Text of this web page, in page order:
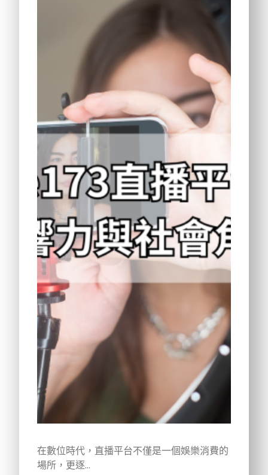
在數位時代，直播平台不僅是一個娛樂消費的
場所，更逐…